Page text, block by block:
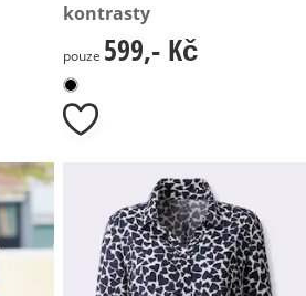
kontrasty
599,- Kč
pouze 599,- Kč